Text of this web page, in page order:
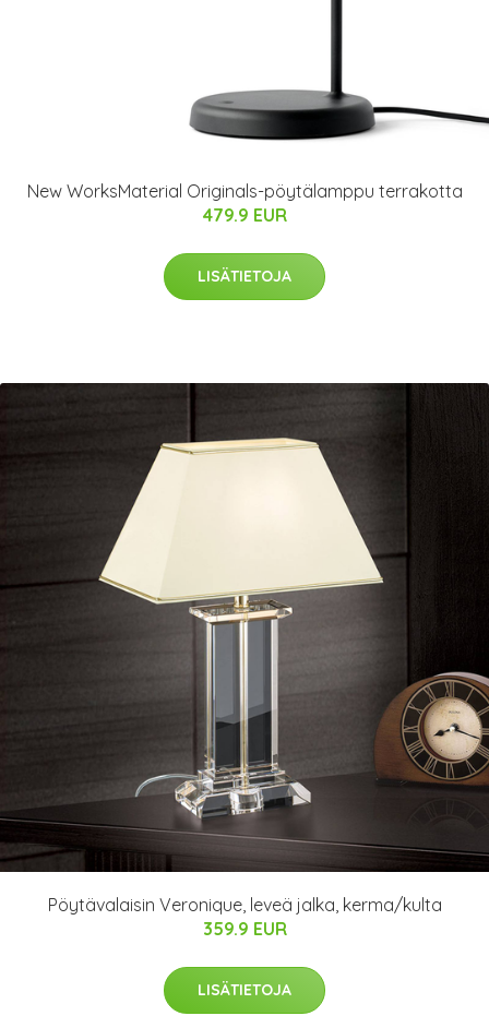
New WorksMaterial Originals-pöytälamppu terrakotta
479.9 EUR
LISÄTIETOJA
Pöytävalaisin Veronique, leveä jalka, kerma/kulta
359.9 EUR
LISÄTIETOJA